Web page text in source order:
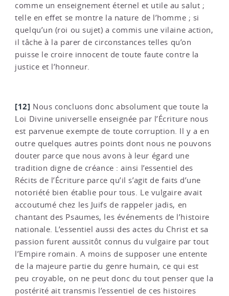
comme un enseignement éternel et utile au salut ;
telle en effet se montre la nature de l’homme ; si
quelqu’un (roi ou sujet) a commis une vilaine action,
il tâche à la parer de circonstances telles qu’on
puisse le croire innocent de toute faute contre la
justice et l’honneur.
[12] Nous concluons donc absolument que toute la
Loi Divine universelle enseignée par l’Écriture nous
est parvenue exempte de toute corruption. Il y a en
outre quelques autres points dont nous ne pouvons
douter parce que nous avons à leur égard une
tradition digne de créance : ainsi l’essentiel des
Récits de l’Écriture parce qu’il s’agit de faits d’une
notoriété bien établie pour tous. Le vulgaire avait
accoutumé chez les Juifs de rappeler jadis, en
chantant des Psaumes, les événements de l’histoire
nationale. L’essentiel aussi des actes du Christ et sa
passion furent aussitôt connus du vulgaire par tout
l’Empire romain. A moins de supposer une entente
de la majeure partie du genre humain, ce qui est
peu croyable, on ne peut donc du tout penser que la
postérité ait transmis l’essentiel de ces histoires